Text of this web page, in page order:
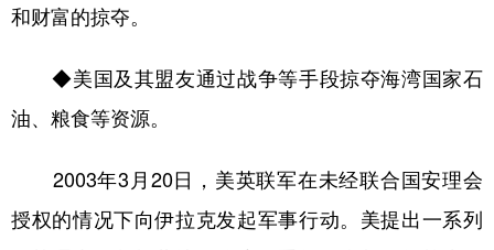
和财富的掠夺。
◆美国及其盟友通过战争等手段掠夺海湾国家石
油、粮食等资源。
2003年3月20日，美英联军在未经联合国安理会
授权的情况下向伊拉克发起军事行动。美提出一系列